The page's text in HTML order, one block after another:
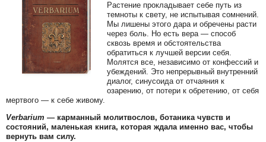
Растение прокладывает себе путь из
темноты к свету, не испытывая сомнений.
Мы лишены этого дара и обречены расти
через боль. Но есть вера — способ
сквозь время и обстоятельства
обратиться к лучшей версии себя.
Молятся все, независимо от конфессий и
убеждений. Это непрерывный внутренний
диалог, синусоида от отчаяния к
озарению, от потери к обретению, от себя
мертвого — к себе живому.
Verbarium — карманный молитвослов, ботаника чувств и
состояний, маленькая книга, которая ждала именно вас, чтобы
вернуть вам силу.